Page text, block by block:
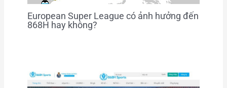
European Super League có ảnh hưởng đến
868H hay không?